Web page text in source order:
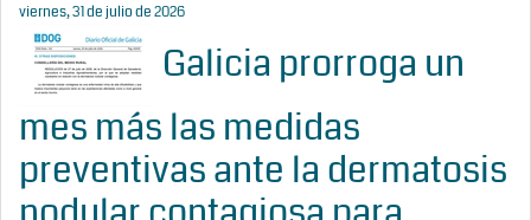
viernes, 31 de julio de 2026
Galicia prorroga un
mes más las medidas
preventivas ante la dermatosis